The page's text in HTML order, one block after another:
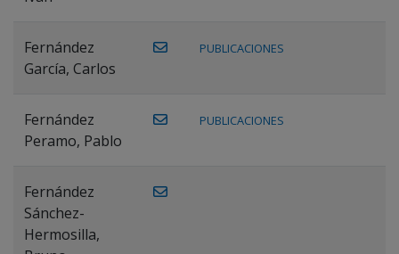
Fernández
García, Carlos
PUBLICACIONES
Fernández
Peramo, Pablo
PUBLICACIONES
Fernández
Sánchez-
Hermosilla,